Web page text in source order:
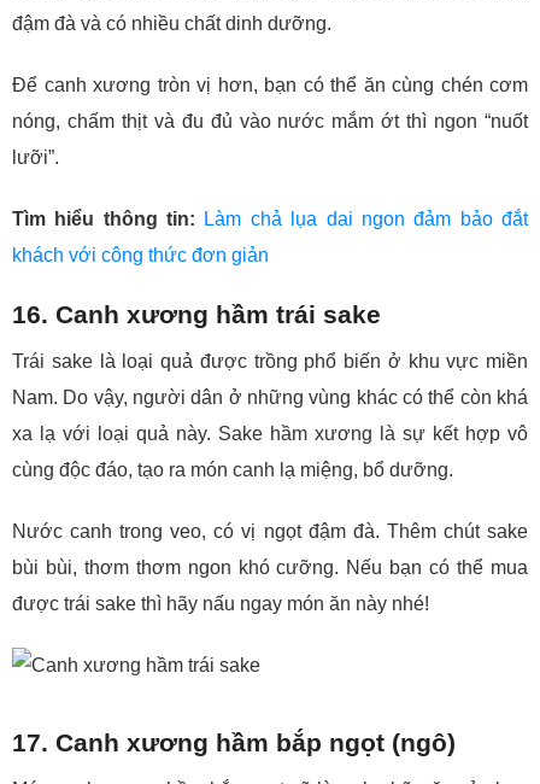
đậm đà và có nhiều chất dinh dưỡng.
Để canh xương tròn vị hơn, bạn có thể ăn cùng chén cơm
nóng, chấm thịt và đu đủ vào nước mắm ớt thì ngon “nuốt
lưỡi”.
Tìm hiểu thông tin:
Làm chả lụa dai ngon đảm bảo đắt
khách với công thức đơn giản
16. Canh xương hầm trái sake
Trái sake là loại quả được trồng phổ biến ở khu vực miền
Nam. Do vậy, người dân ở những vùng khác có thể còn khá
xa lạ với loại quả này. Sake hầm xương là sự kết hợp vô
cùng độc đáo, tạo ra món canh lạ miệng, bổ dưỡng.
Nước canh trong veo, có vị ngọt đậm đà. Thêm chút sake
bùi bùi, thơm thơm ngon khó cưỡng. Nếu bạn có thể mua
được trái sake thì hãy nấu ngay món ăn này nhé!
17. Canh xương hầm bắp ngọt (ngô)